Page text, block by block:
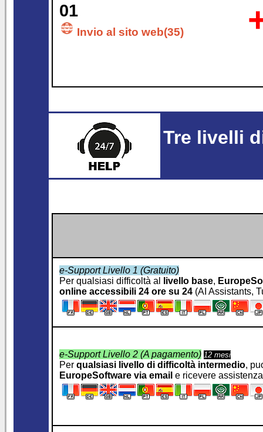
01
Invio al sito web(35)
Tre livelli
e-Support Livello 1 (Gratuito)
Per qualsiasi difficoltà al
livello base,
online accessibili 24 ore su 24 (AI Assistants,
e-Support Livello 2 (A pagamento) 12 mesi
Per qualsiasi livello di difficoltà intermedio,
EuropeSoftware via email e ricevere